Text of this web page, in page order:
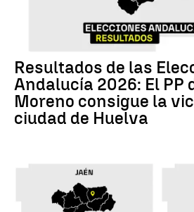
Resultados de las
Andalucía 2026: El PP
Moreno consigue la
ciudad de Huelva